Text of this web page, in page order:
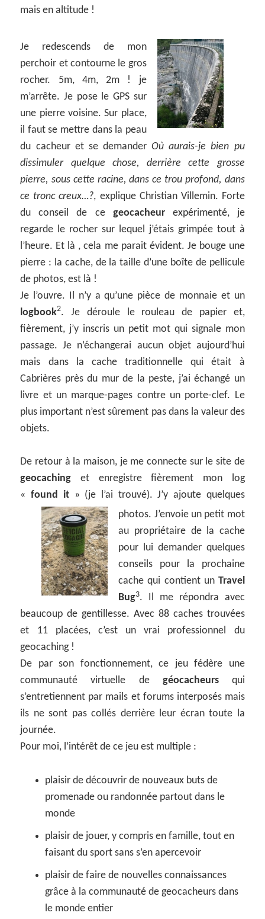
mais en altitude !
Je redescends de mon
perchoir et contourne le gros
rocher. 5m, 4m, 2m ! je
m’arrête. Je pose le GPS sur
une pierre voisine. Sur place,
il faut se mettre dans la peau
du cacheur et se demanderOù aurais-je bien pu
dissimuler quelque chose, derrière cette grosse
pierre, sous cette racine, dans ce trou profond, dans
ce tronc creux…?, explique Christian Villemin. Forte
du conseil de ce geocacheurexpérimenté, je
regarde le rocher sur lequel j’étais grimpée tout à
l’heure. Et là , cela me parait évident. Je bouge une
pierre : la cache, de la taille d’une boîte de pellicule
de photos, est là !
Je l’ouvre. Il n’y a qu’une pièce de monnaie et un
logbook2. Je déroule le rouleau de papier et,
fièrement, j’y inscris un petit mot qui signale mon
passage. Je n’échangerai aucun objet aujourd’hui
mais dans la cache traditionnelle qui était à
Cabrières près du mur de la peste, j’ai échangé un
livre et un marque-pages contre un porte-clef. Le
plus important n’est sûrement pas dans la valeur des
objets.
De retour à la maison, je me connecte sur le site de
geocaching et enregistre fièrement mon log
«found it» (je l’ai trouvé). J’y ajoute quelques
photos. J’envoie un petit mot
au propriétaire de la cache
pour lui demander quelques
conseils pour la prochaine
cache qui contient un Travel
Bug3. Il me répondra avec
beaucoup de gentillesse. Avec 88 caches trouvées
et 11 placées, c’est un vrai professionnel du
geocaching !
De par son fonctionnement, ce jeu fédère une
communauté virtuelle de géocacheursqui
s’entretiennent par mails et forums interposés mais
ils ne sont pas collés derrière leur écran toute la
journée.
Pour moi, l’intérêt de ce jeu est multiple :
plaisir de découvrir de nouveaux buts de
promenade ou randonnée partout dans le
monde
plaisir de jouer, y compris en famille, tout en
faisant du sport sans s’en apercevoir
plaisir de faire de nouvelles connaissances
grâce à la communauté de geocacheurs dans
le monde entier